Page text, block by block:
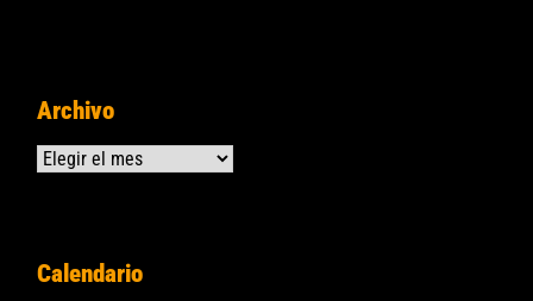
Archivo
Archivos
Calendario